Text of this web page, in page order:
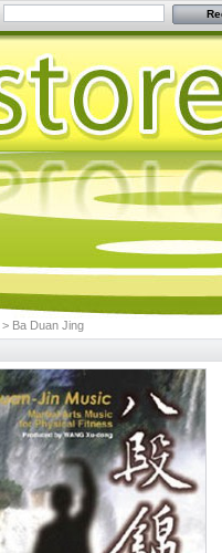
> Ba Duan Jing